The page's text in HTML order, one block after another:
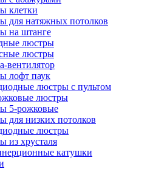
клетки
для натяжных потолков
на штанге
люстры
люстры
вентилятор
лофт паук
люстры с пультом
люстры
5-рожковые
для низких потолков
люстры
из хрусталя
катушки